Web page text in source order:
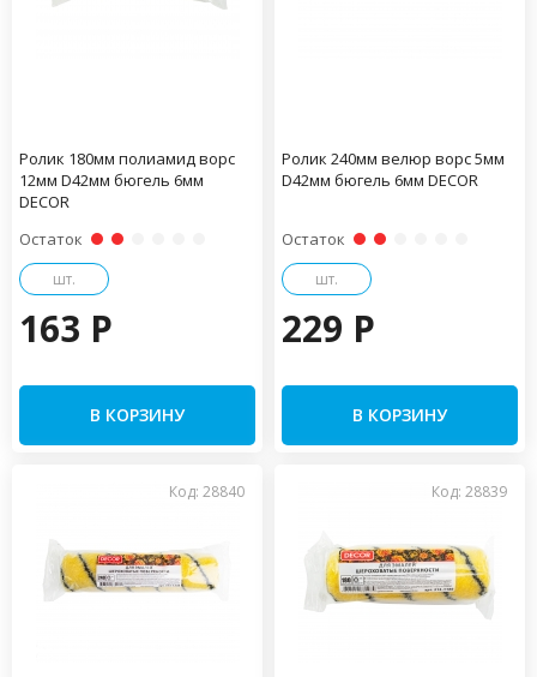
Ролик 180мм полиамид ворс
12мм D42мм бюгель 6мм
DECOR
Остаток
шт.
163 P
В КОРЗИНУ
Ролик 240мм велюр ворс 5мм
D42мм бюгель 6мм DECOR
Остаток
шт.
229 P
В КОРЗИНУ
Код: 28840 Код: 28839